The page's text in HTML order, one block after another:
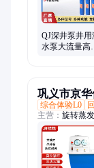
QJ深井泵井用
水泵大流量高扬
巩义市京华
综合体验L0
主营： 旋转蒸
环水真空泵、
泵、低温恒温反